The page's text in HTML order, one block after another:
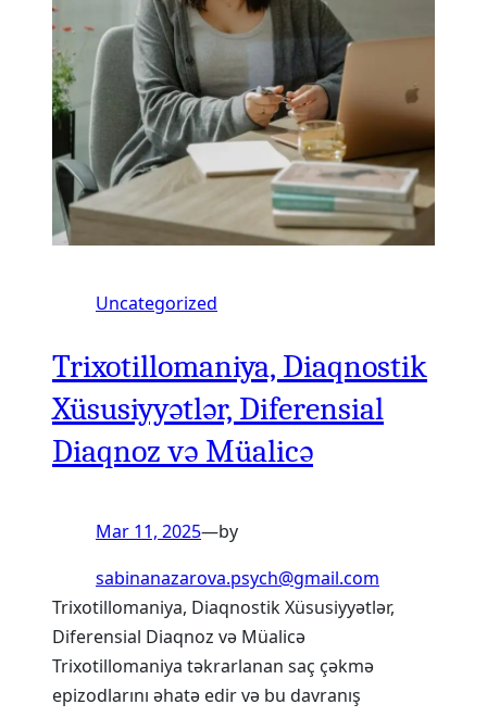
Uncategorized
Trixotillomaniya, Diaqnostik
Xüsusiyyətlər, Diferensial
Diaqnoz və Müalicə
Mar 11, 2025—by
sabinanazarova.psych@gmail.com
Trixotillomaniya, Diaqnostik Xüsusiyyətlər,
Diferensial Diaqnoz və Müalicə
Trixotillomaniya təkrarlanan saç çəkmə
epizodlarını əhatə edir və bu davranış